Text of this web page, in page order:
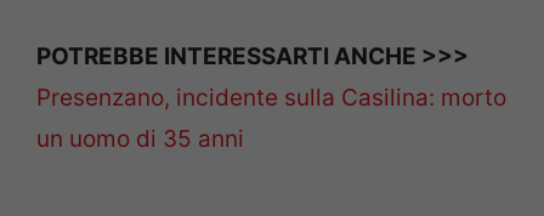
POTREBBE INTERESSARTI ANCHE >>>
Presenzano, incidente sulla Casilina: morto
un uomo di 35 anni